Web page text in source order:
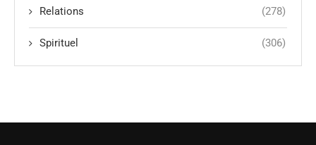
Relations (278)
Spirituel (306)